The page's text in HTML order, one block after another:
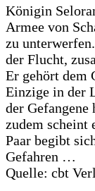
Königin
Armee von
zu
der Flucht,
Er gehört dem
Einzige in der
der Gefangene
zudem scheint
Paar begibt
Gefahren …
Quelle: cbt